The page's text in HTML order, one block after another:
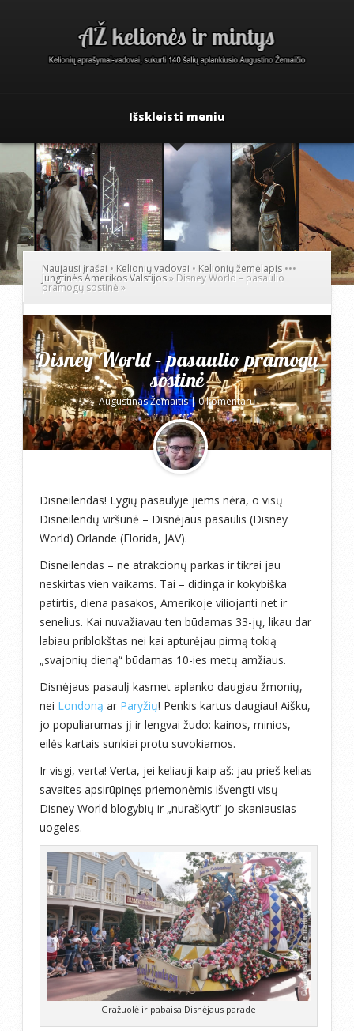
Išskleisti meniu
Naujausi įrašai • Kelionių vadovai • Kelionių žemėlapis •••
Jungtinės Amerikos Valstijos» Disney World – pasaulio
pramogų sostinė »
Disney World – pasaulio pramogų
sostinė
Augustinas Žemaitis| 0 komentarų
Disneilendas! Lygių pasaulyje jiems nėra, o visų
Disneilendų viršūnė – Disnėjaus pasaulis (Disney
World) Orlande (Florida, JAV).
Disneilendas – ne atrakcionų parkas ir tikrai jau
neskirtas vien vaikams. Tai – didinga ir kokybiška
patirtis, diena pasakos, Amerikoje viliojanti net ir
senelius. Kai nuvažiavau ten būdamas 33-jų, likau dar
labiau priblokštas nei kai apturėjau pirmą tokią
„svajonių dieną“ būdamas 10-ies metų amžiaus.
Disnėjaus pasaulį kasmet aplanko daugiau žmonių,
nei Londoną ar Paryžių! Penkis kartus daugiau! Aišku,
jo populiarumas jį ir lengvai žudo: kainos, minios,
eilės kartais sunkiai protu suvokiamos.
Ir visgi, verta! Verta, jei keliauji kaip aš: jau prieš kelias
savaites apsirūpinęs priemonėmis išvengti visų
Disney World blogybių ir „nuraškyti“ jo skaniausias
uogeles.
Gražuolė ir pabaisa Disnėjaus parade